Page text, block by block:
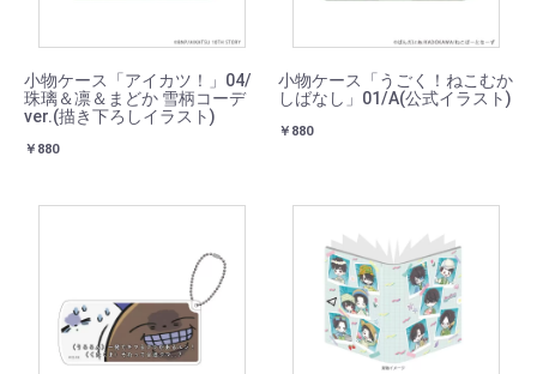
小物ケース「アイカツ！」04/
珠璃＆凛＆まどか 雪柄コーデ
ver.(描き下ろしイラスト)
￥880
小物ケース「うごく！ねこむか
しばなし」01/A(公式イラスト)
￥880